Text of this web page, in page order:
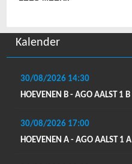
Kalender
30/08/2026 14:30
HOEVENEN B - AGO AALST 1 B
30/08/2026 17:00
HOEVENEN A - AGO AALST 1 A